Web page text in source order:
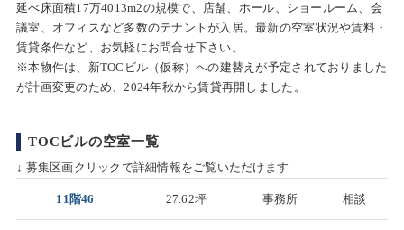
延べ床面積17万4013m2の規模で、店舗、ホール、ショールーム、会
議室、オフィスなど多数のテナントが入居。最新の空室状況や賃料・
賃貸条件など、お気軽にお問合せ下さい。
※本物件は、新TOCビル（仮称）への建替えが予定されておりました
が計画変更のため、2024年秋から賃貸再開しました。
TOCビルの空室一覧
↓ 募集区画クリックで詳細情報をご覧いただけます
11階46 27.62坪 事務所 相談